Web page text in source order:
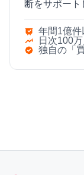
断をサポート
年間1億
日次100
独自の「